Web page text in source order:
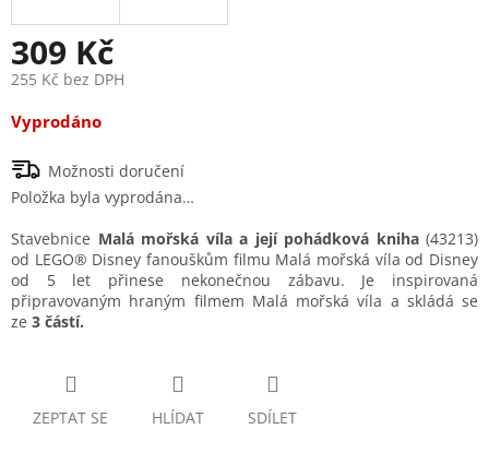
309 Kč
255 Kč bez DPH
cena:
Vyprodáno
Možnosti doručení
Položka byla vyprodána…
Stavebnice Malá mořská víla a její pohádková kniha(43213)
od LEGO® Disney fanouškům filmu Malá mořská víla od Disney
od 5 let přinese nekonečnou zábavu. Je inspirovaná
připravovaným hraným filmem Malá mořská víla a skládá se
ze 3 částí.
ZEPTAT SE HLÍDAT SDÍLET